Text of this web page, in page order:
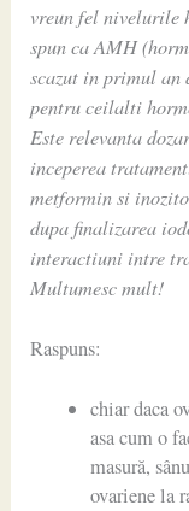
vreun fel nivelurile
spun ca AMH
scazut in primul an
pentru ceilalti
Este relevanta
inceperea
metformin si
dupa finalizarea
interactiuni intre
Multumesc mult!
Raspuns:
chiar daca
asa cum o
masură,
ovariene la